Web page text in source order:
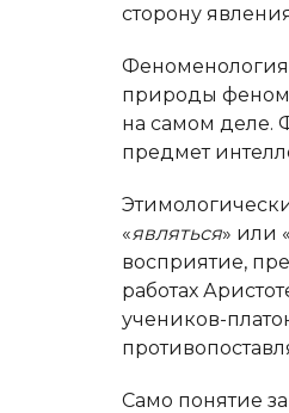
сторону
природы
на самом деле.
предмет
«являться» или «
восприятие,
работах
учеников-
Само понятие